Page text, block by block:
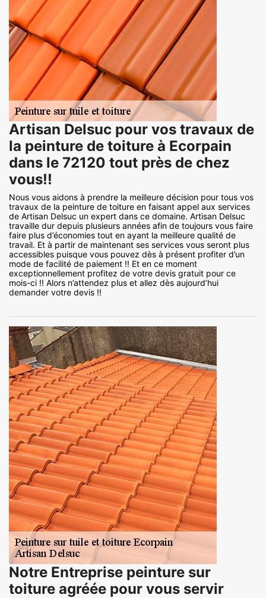
Artisan Delsuc pour vos travaux de
la peinture de toiture à Ecorpain
dans le 72120 tout près de chez
vous!!
Nous vous aidons à prendre la meilleure décision pour tous vos
travaux de la peinture de toiture en faisant appel aux services
de Artisan Delsuc un expert dans ce domaine. Artisan Delsuc
travaille dur depuis plusieurs années afin de toujours vous faire
faire plus d’économies tout en ayant la meilleure qualité de
travail. Et à partir de maintenant ses services vous seront plus
accessibles puisque vous pouvez dès à présent profiter d’un
mode de facilité de paiement !! Et en ce moment
exceptionnellement profitez de votre devis gratuit pour ce
mois-ci !! Alors n’attendez plus et allez dès aujourd’hui
demander votre devis !!
Notre Entreprise peinture sur
toiture agréée pour vous servir